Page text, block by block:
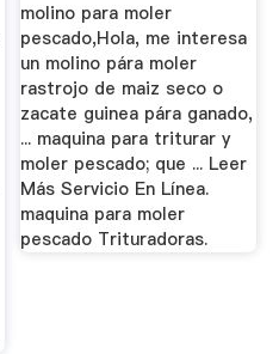
molino para moler
pescado,Hola, me interesa
un molino pára moler
rastrojo de maiz seco o
zacate guinea pára ganado,
... maquina para triturar y
moler pescado; que ... Leer
Más Servicio En Línea.
maquina para moler
pescado Trituradoras.